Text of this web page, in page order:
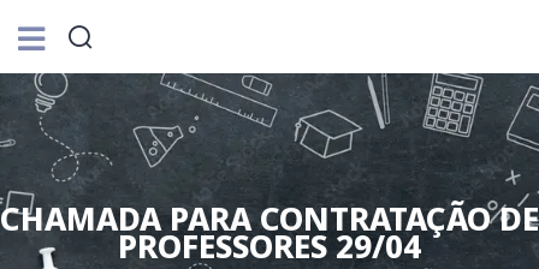
CHAMADA PARA CONTRATAÇÃO DE
PROFESSORES 29/04